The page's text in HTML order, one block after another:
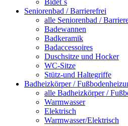
Bidet`s
Seniorenbad / Barrierefrei
alle Seniorenbad /
Badewannen
Badkeramik
Badaccessoires
Duschsitze und Hocker
WC-Sitze
Stütz-und Haltegriffe
Badheizkörper /
alle Badheizkörper /
Warmwasser
Elektrisch
Warmwasser/Elektrisch